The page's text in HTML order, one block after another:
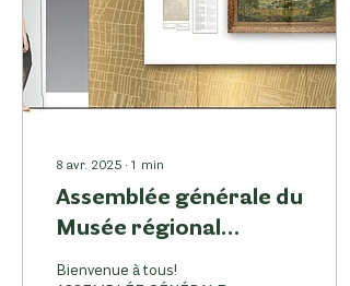
8 avr. 2025 ∙ 1 min
Assemblée générale du
Musée régional
Bienvenue à tous!